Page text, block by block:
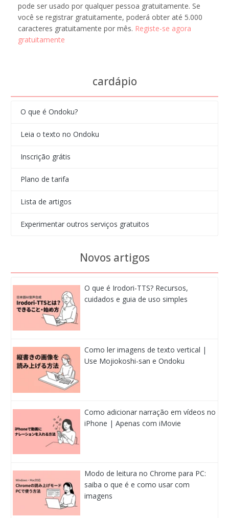
pode ser usado por qualquer pessoa gratuitamente. Se
você se registrar gratuitamente, poderá obter até 5.000
caracteres gratuitamente por mês. Registe-se agora
gratuitamente
cardápio
O que é Ondoku?
Leia o texto no Ondoku
Inscrição grátis
Plano de tarifa
Lista de artigos
Experimentar outros serviços gratuitos
Novos artigos
O que é Irodori-TTS? Recursos,
cuidados e guia de uso simples
Como ler imagens de texto vertical |
Use Mojiokoshi-san e Ondoku
Como adicionar narração em vídeos no
iPhone | Apenas com iMovie
Modo de leitura no Chrome para PC:
saiba o que é e como usar com
imagens